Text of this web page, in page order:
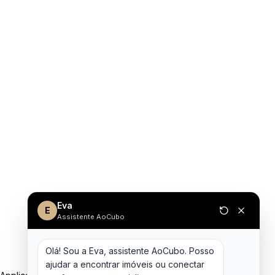
E Eva
Assistente AoCubo
Olá! Sou a Eva, assistente AoCubo. Posso
ajudar a encontrar imóveis ou conectar